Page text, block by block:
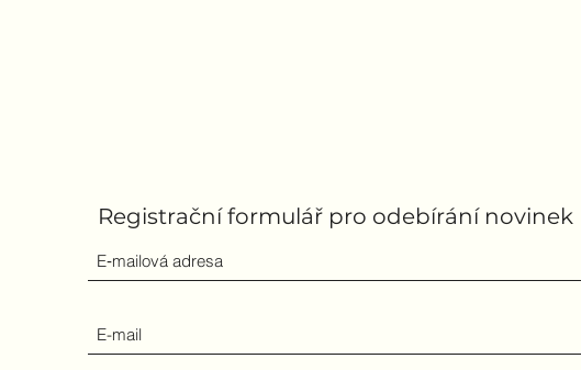
Registrační formulář pro odebírání novinek